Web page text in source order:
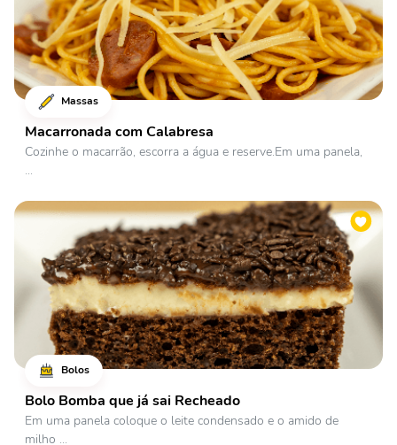
Massas
Macarronada com Calabresa
Cozinhe o macarrão, escorra a água e reserve.Em uma panela,
...
Bolos
Bolo Bomba que já sai Recheado
Em uma panela coloque o leite condensado e o amido de
milho ...